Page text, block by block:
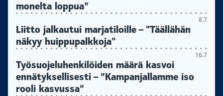
monelta loppua”
8.7
Liitto jalkautui marjatiloille – "Täällähän
näkyy huippupalkkoja"
16.7
Työsuojeluhenkilöiden määrä kasvoi
ennätyksellisesti – ”Kampanjallamme iso
rooli kasvussa”